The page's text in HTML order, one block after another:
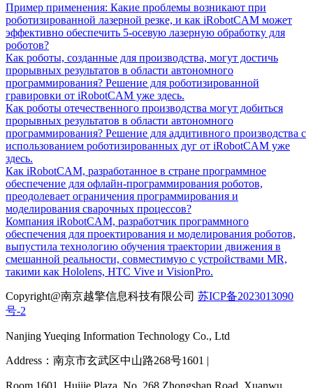
Пример применения: Какие проблемы возникают при
роботизированной лазерной резке, и как iRobotCAM может
эффективно обеспечить 5-осевую лазерную обработку для
роботов?
Как роботы, созданные для производства, могут достичь
прорывных результатов в области автономного
программирования? Решение для роботизированной
гравировки от iRobotCAM уже здесь.
Как роботы отечественного производства могут добиться
прорывных результатов в области автономного
программирования? Решение для аддитивного производства с
использованием роботизированных дуг от iRobotCAM уже
здесь.
Как iRobotCAM, разработанное в стране программное
обеспечение для офлайн-программирования роботов,
преодолевает ограничения программирования и
моделирования сварочных процессов?
Компания iRobotCAM, разработчик программного
обеспечения для проектирования и моделирования роботов,
выпустила технологию обучения траектории движения в
смешанной реальности, совместимую с устройствами MR,
такими как Hololens, HTC Vive и VisionPro.
Copyright@南京越擎信息科技有限公司 苏ICP备2023013090
号-2
Nanjing Yueqing Information Technology Co., Ltd
Address：南京市玄武区中山路268号1601 |
Room 1601, Huijie Plaza, No. 268 Zhongshan Road, Xuanwu